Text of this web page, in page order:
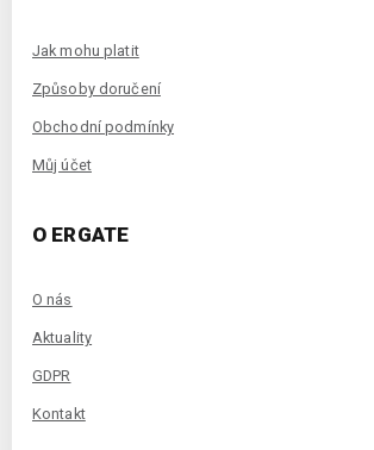
Jak mohu platit
Způsoby doručení
Obchodní podmínky
Můj účet
O ERGATE
O nás
Aktuality
GDPR
Kontakt